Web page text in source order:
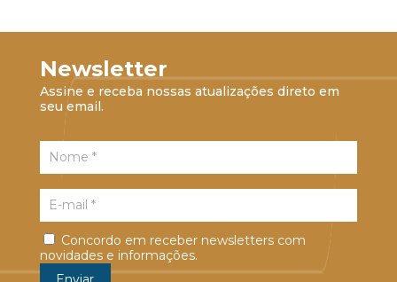
Newsletter
Assine e receba nossas atualizações direto em
seu email.
Concordo em receber newsletters com
novidades e informações.